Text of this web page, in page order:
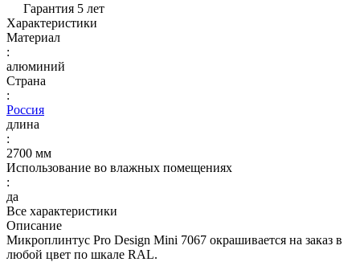
Гарантия 5 лет
Характеристики
Материал
:
алюминий
Страна
:
Россия
длина
:
2700 мм
Использование во влажных помещениях
:
да
Все характеристики
Описание
Микроплинтус Pro Design Mini 7067 окрашивается на заказ в
любой цвет по шкале RAL.